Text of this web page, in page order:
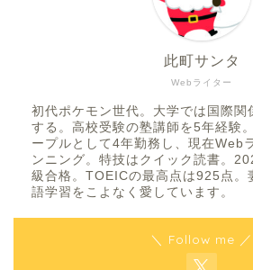
Webライター
此町サンタ
初代ポケモン世代。大学では国際関
する。高校受験の塾講師を5年経験
ープルとして4年勤務し、現在Web
ンニング。特技はクイック読書。
級合格。TOEICの最高点は925点。
語学習をこよなく愛しています。
＼ Follow me ／